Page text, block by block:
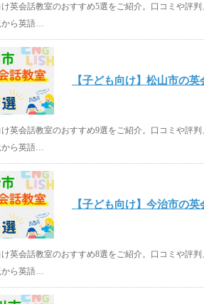
英会話教室のおすすめ5選をご紹介。口コミや評
から英語…
【子ども向け】松山市の
英会話教室のおすすめ9選をご紹介。口コミや評
から英語…
【子ども向け】今治市の
英会話教室のおすすめ8選をご紹介。口コミや評
から英語…